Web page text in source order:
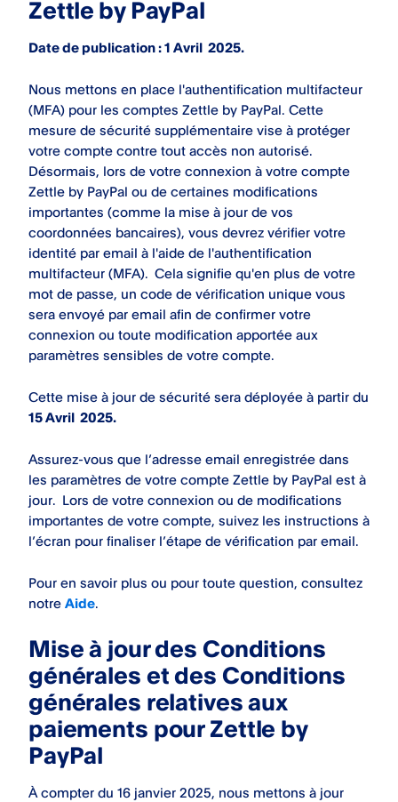
Zettle by PayPal
Date de publication : 1 Avril 2025.
Nous mettons en place l'authentification multifacteur
(MFA) pour les comptes Zettle by PayPal. Cette
mesure de sécurité supplémentaire vise à protéger
votre compte contre tout accès non autorisé.
Désormais, lors de votre connexion à votre compte
Zettle by PayPal ou de certaines modifications
importantes (comme la mise à jour de vos
coordonnées bancaires), vous devrez vérifier votre
identité par email à l'aide de l'authentification
multifacteur (MFA). Cela signifie qu'en plus de votre
mot de passe, un code de vérification unique vous
sera envoyé par email afin de confirmer votre
connexion ou toute modification apportée aux
paramètres sensibles de votre compte.
Cette mise à jour de sécurité sera déployée à partir du
15 Avril 2025.
Assurez-vous que l’adresse email enregistrée dans
les paramètres de votre compte Zettle by PayPal est à
jour. Lors de votre connexion ou de modifications
importantes de votre compte, suivez les instructions à
l’écran pour finaliser l’étape de vérification par email.
Pour en savoir plus ou pour toute question, consultez
notre Aide.
Mise à jour des Conditions
générales et des Conditions
générales relatives aux
paiements pour Zettle by
PayPal
À compter du 16 janvier 2025, nous mettons à jour